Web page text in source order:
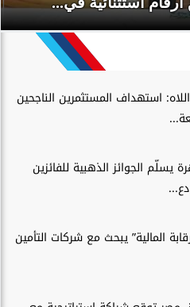
استهداف المستثمرين الناجحين
يسلّم الجوائز الذهبية للفائزين
المالية” يبحث مع شركات التأمين